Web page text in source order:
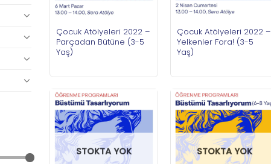
Çocuk Atölyeleri 2022 –
Parçadan Bütüne (3-5
Yaş)
Çocuk Atölyeleri 2022 –
Yelkenler Fora! (3-5
Yaş)
STOKTA YOK STOKTA YOK